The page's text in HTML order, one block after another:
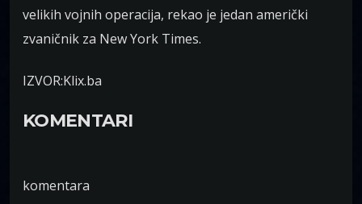
velikih vojnih operacija, rekao je jedan američki
zvaničnik za New York Times.
IZVOR:Klix.ba
KOMENTARI
komentara